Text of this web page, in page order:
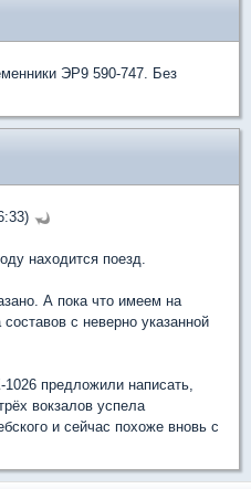
ЭР9 590-747. Без
находится поезд.
А пока что имеем на
с неверно указанной
предложили написать,
вокзалов успела
и сейчас похоже вновь с